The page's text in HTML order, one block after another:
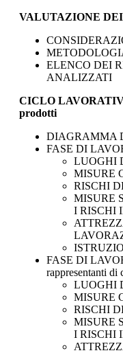
VALUTAZIONE
ELENCO DEI
ANALIZZATI
CICLO
prodotti
DIAGRAMMA
FASE DI
LUOGHI
MISURE
RISCHI
MISURE
I RISCHI
FASE DI
rappresentanti di
LUOGHI
MISURE
RISCHI
MISURE
I RISCHI